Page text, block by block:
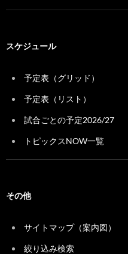
スケジュール
予定表（グリッド）
予定表（リスト）
試合ごとの予定2026/27
トピックスNOW一覧
その他
サイトマップ（案内図）
絞り込み検索